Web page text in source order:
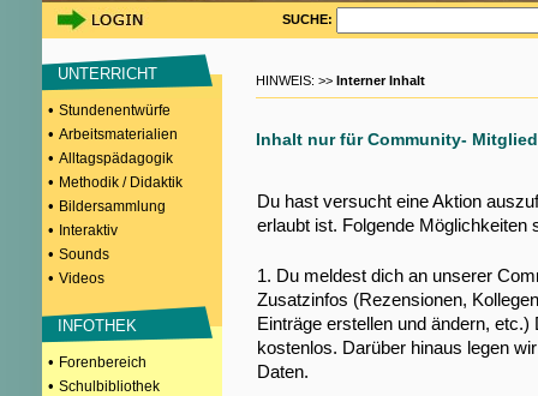
SUCHE:
UNTERRICHT
• Stundenentwürfe
• Arbeitsmaterialien
• Alltagspädagogik
• Methodik / Didaktik
• Bildersammlung
• Interaktiv
• Sounds
• Videos
INFOTHEK
• Forenbereich
• Schulbibliothek
HINWEIS: >> Interner Inhalt
Inhalt nur für Community-
Du hast versucht eine Aktion
erlaubt ist. Folgende Möglichkeiten
1. Du meldest dich an unserer
Zusatzinfos (Rezensionen,
Einträge erstellen und ändern,
kostenlos. Darüber hinaus legen
Daten.